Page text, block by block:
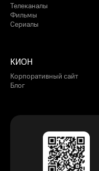
Телеканалы
Фильмы
Сериалы
КИОН
Корпоративный сайт
Блог